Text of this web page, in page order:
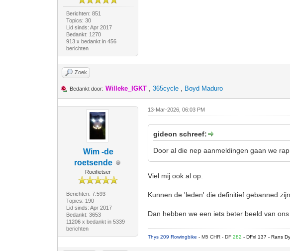
Berichten: 851
Topics: 30
Lid sinds: Apr 2017
Bedankt: 1270
913 x bedankt in 456
berichten
Zoek
Bedankt door: Willeke_IGKT ,365cycle , Boyd Maduro
Wim -de
roetsende
Roeifietser
Berichten: 7.593
Topics: 190
Lid sinds: Apr 2017
Bedankt: 3653
11206 x bedankt in 5339
berichten
13-Mar-2026, 06:03 PM
gideon schreef:
Door al die nep aanmeldingen gaan we
Viel mij ook al op.
Kunnen de 'leden' die definitief gebanned
Dan hebben we een iets beter beeld van
Thys 209 Rowingbike- M5 CHR - DF282- DFxl 137 - Rans